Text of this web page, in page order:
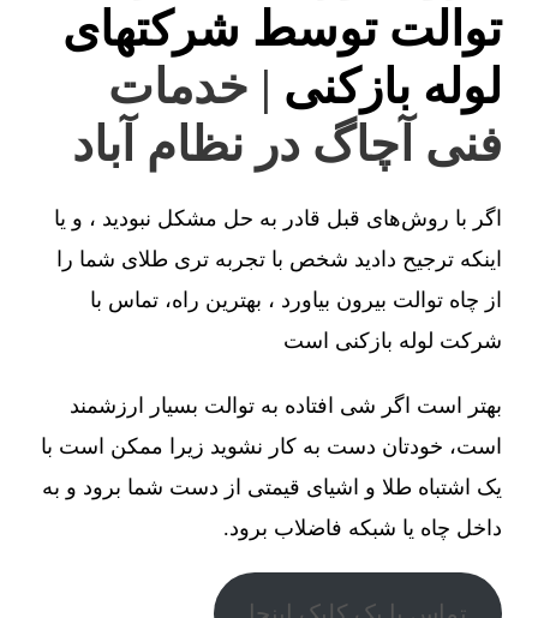
توالت توسط شرکتهای
لوله بازکنی | خدمات
فنی آچاگ در نظام آباد
اگر با روش‌های قبل قادر به حل مشکل نبودید ، و یا
اینکه ترجیح دادید شخص با تجربه تری طلای شما را
از چاه توالت بیرون بیاورد ، بهترین راه، تماس با
شرکت لوله بازکنی است
بهتر است اگر شی افتاده به توالت بسیار ارزشمند
است، خودتان دست به کار نشوید زیرا ممکن است با
یک اشتباه طلا و اشیای قیمتی از دست شما برود و به
داخل چاه یا شبکه فاضلاب برود.